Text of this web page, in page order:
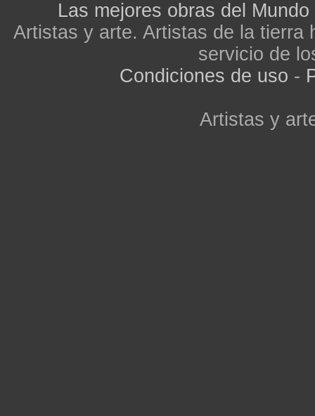
Las mejores obras del Mundo
Artistas y arte. Artistas de la tierra
servicio de
Condiciones de uso -
Artistas y